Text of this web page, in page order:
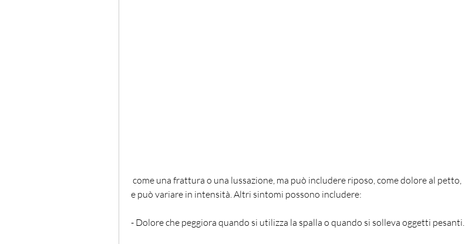
e può variare in intensità. Altri sintomi possono includere:
- Dolore che peggiora quando si utilizza la spalla o quando si solleva oggetti pesanti.